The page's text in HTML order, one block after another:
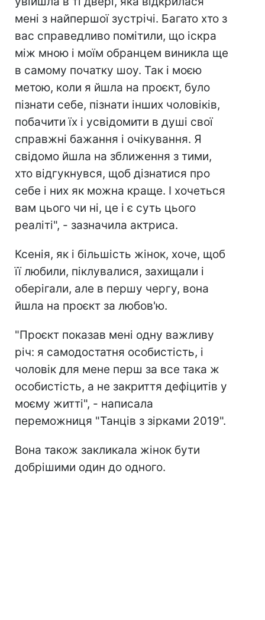
мені з найпершої зустрічі. Багато хто з
вас справедливо помітили, що іскра
між мною і моїм обранцем виникла ще
в самому початку шоу. Так і моєю
метою, коли я йшла на проєкт, було
пізнати себе, пізнати інших чоловіків,
побачити їх і усвідомити в душі свої
справжні бажання і очікування. Я
свідомо йшла на зближення з тими,
хто відгукнувся, щоб дізнатися про
себе і них як можна краще. І хочеться
вам цього чи ні, це і є суть цього
реаліті", - зазначила актриса.
Ксенія, як і більшість жінок, хоче, щоб
її любили, піклувалися, захищали і
оберігали, але в першу чергу, вона
йшла на проєкт за любов'ю.
"Проєкт показав мені одну важливу
річ: я самодостатня особистість, і
чоловік для мене перш за все така ж
особистість, а не закриття дефіцитів у
моєму житті", - написала
переможниця "Танців з зірками 2019".
Вона також закликала жінок бути
добрішими один до одного.